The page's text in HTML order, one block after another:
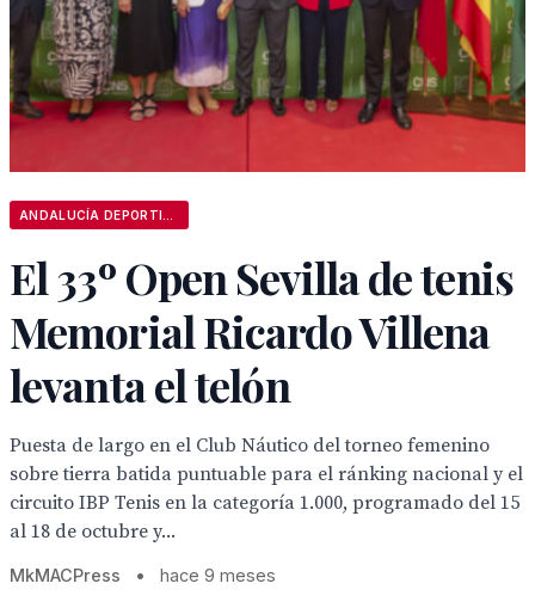
El 33º Open Sevilla de tenis
Memorial Ricardo Villena
levanta el telón
Puesta de largo en el Club Náutico del torneo femenino
sobre tierra batida puntuable para el ránking nacional y el
circuito IBP Tenis en la categoría 1.000, programado del 15
al 18 de octubre y...
MkMACPress • hace 9 meses